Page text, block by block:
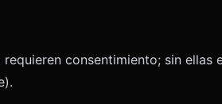
consentimiento; sin